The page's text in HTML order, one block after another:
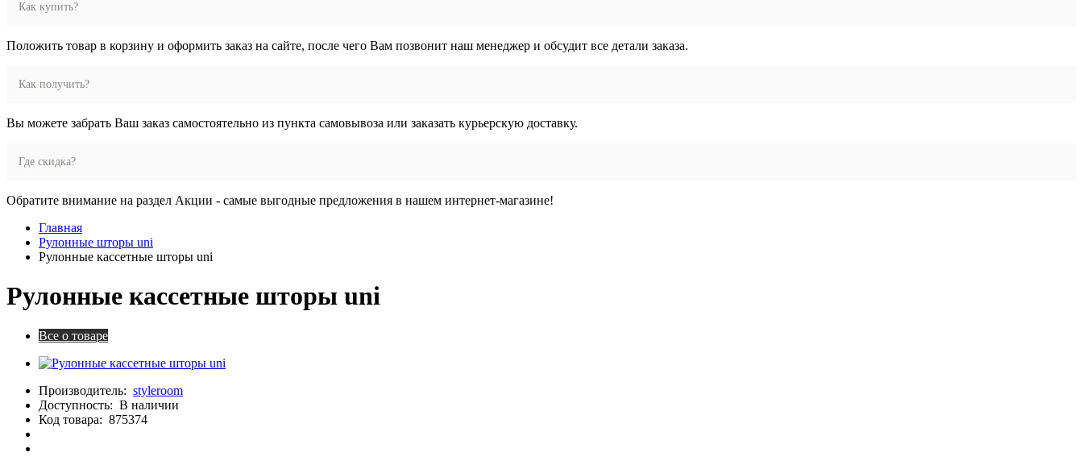
Как купить?
Положить товар в корзину и оформить заказ на сайте, после чего Вам позвонит наш менеджер и обсудит все детали заказа.
Как получить?
Вы можете забрать Ваш заказ самостоятельно из пункта самовывоза или заказать курьерскую доставку.
Где скидка?
Обратите внимание на раздел Акции - самые выгодные предложения в нашем интернет-магазине!
Главная
Рулонные шторы uni
Рулонные кассетные шторы uni
Рулонные кассетные шторы uni
Все о товаре
Производитель: styleroom
Доступность: В наличии
Код товара: 875374